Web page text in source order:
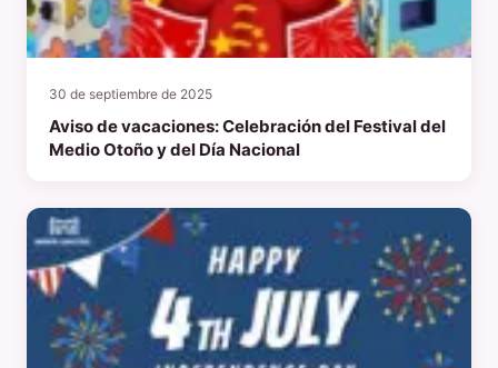
30 de septiembre de 2025
Aviso de vacaciones: Celebración del Festival del
Medio Otoño y del Día Nacional